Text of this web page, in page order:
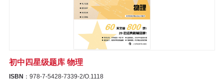
初中四星级题库 物理
ISBN ：978-7-5428-7339-2/O.1118